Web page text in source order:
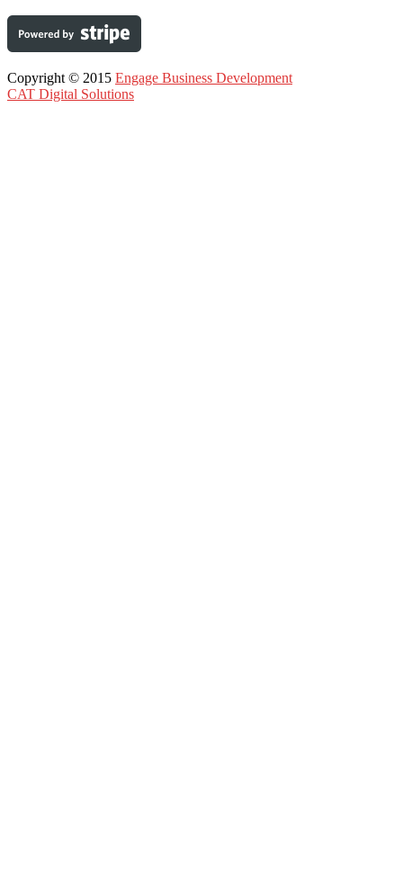
Copyright © 2015 Engage Business Development
CAT Digital Solutions